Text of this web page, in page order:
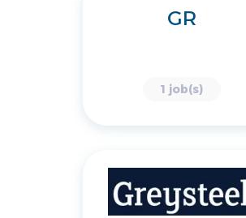
GR
1 job(s)